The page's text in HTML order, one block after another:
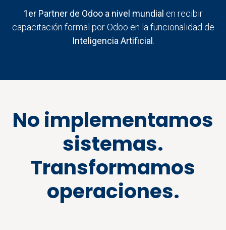
1er Partner de Odoo a nivel mundial en recibir
capacitación formal por Odoo en la funcionalidad de
Inteligencia Artificial
No implementamos
sistemas.
Transformamos
operaciones.